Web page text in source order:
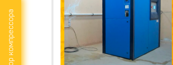
Подбор компрессора